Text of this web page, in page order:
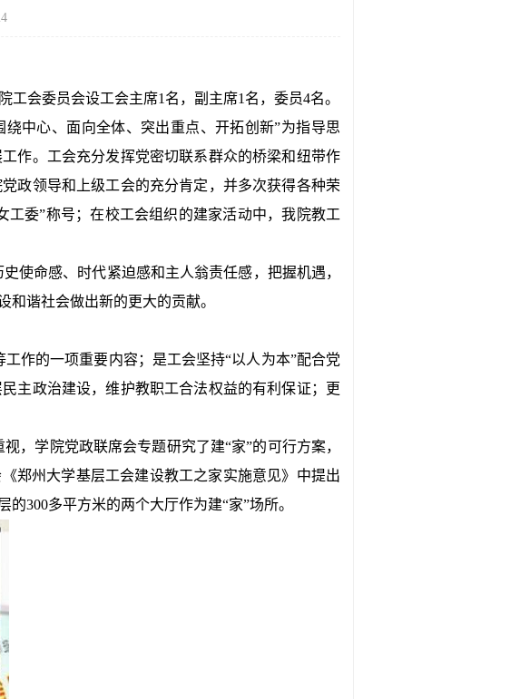
会委员会设工会主席1名，副主席1名，委员4名。
中心、面向全体、突出重点、开拓创新”为指导思
作。工会充分发挥党密切联系群众的桥梁和纽带作
政领导和上级工会的充分肯定，并多次获得各种荣
工委”称号；在校工会组织的建家活动中，我院教工
命感、时代紧迫感和主人翁责任感，把握机遇，
谐社会做出新的更大的贡献。
作的一项重要内容；是工会坚持“以人为本”配合党
主政治建设，维护教职工合法权益的有利保证；更
学院党政联席会专题研究了建“家”的可行方案，
郑州大学基层工会建设教工之家实施意见》中提出
300多平方米的两个大厅作为建“家”场所。